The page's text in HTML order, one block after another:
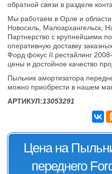
обратной связи в разделе
Мы работаем в Орле и
Новосиль, Малоархангельск,
Партнерство с крупнейшими
оперативную доставку
Форд фокус II рестайлинг
цены и достойное качество
Пыльник амортизатора
можно приобрести в нашем
АРТИКУЛ:13053291
Цена на
переднего